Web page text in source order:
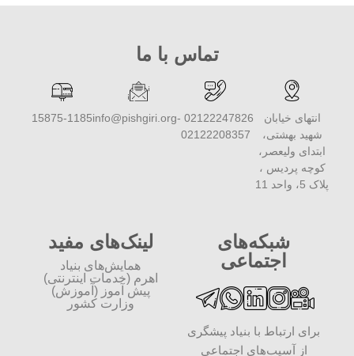
تماس با ما
انتهای خیابان
شهید بهشتی،
ابتدای ولیعصر،
کوچه پردیس ،
پلاک 5، واحد 11
02122247826 -
02122208357
info@pishgiri.org
15875-1185
شبکه‌های
اجتماعی
برای ارتباط با بنیاد پیشگری
از آسیب‌های اجتماعی
لینک‌های مفید
همایش‌های بنیاد
اهرم (خدمات اینترنتی)
پیش آموز (آموزش)
وزارت کشور